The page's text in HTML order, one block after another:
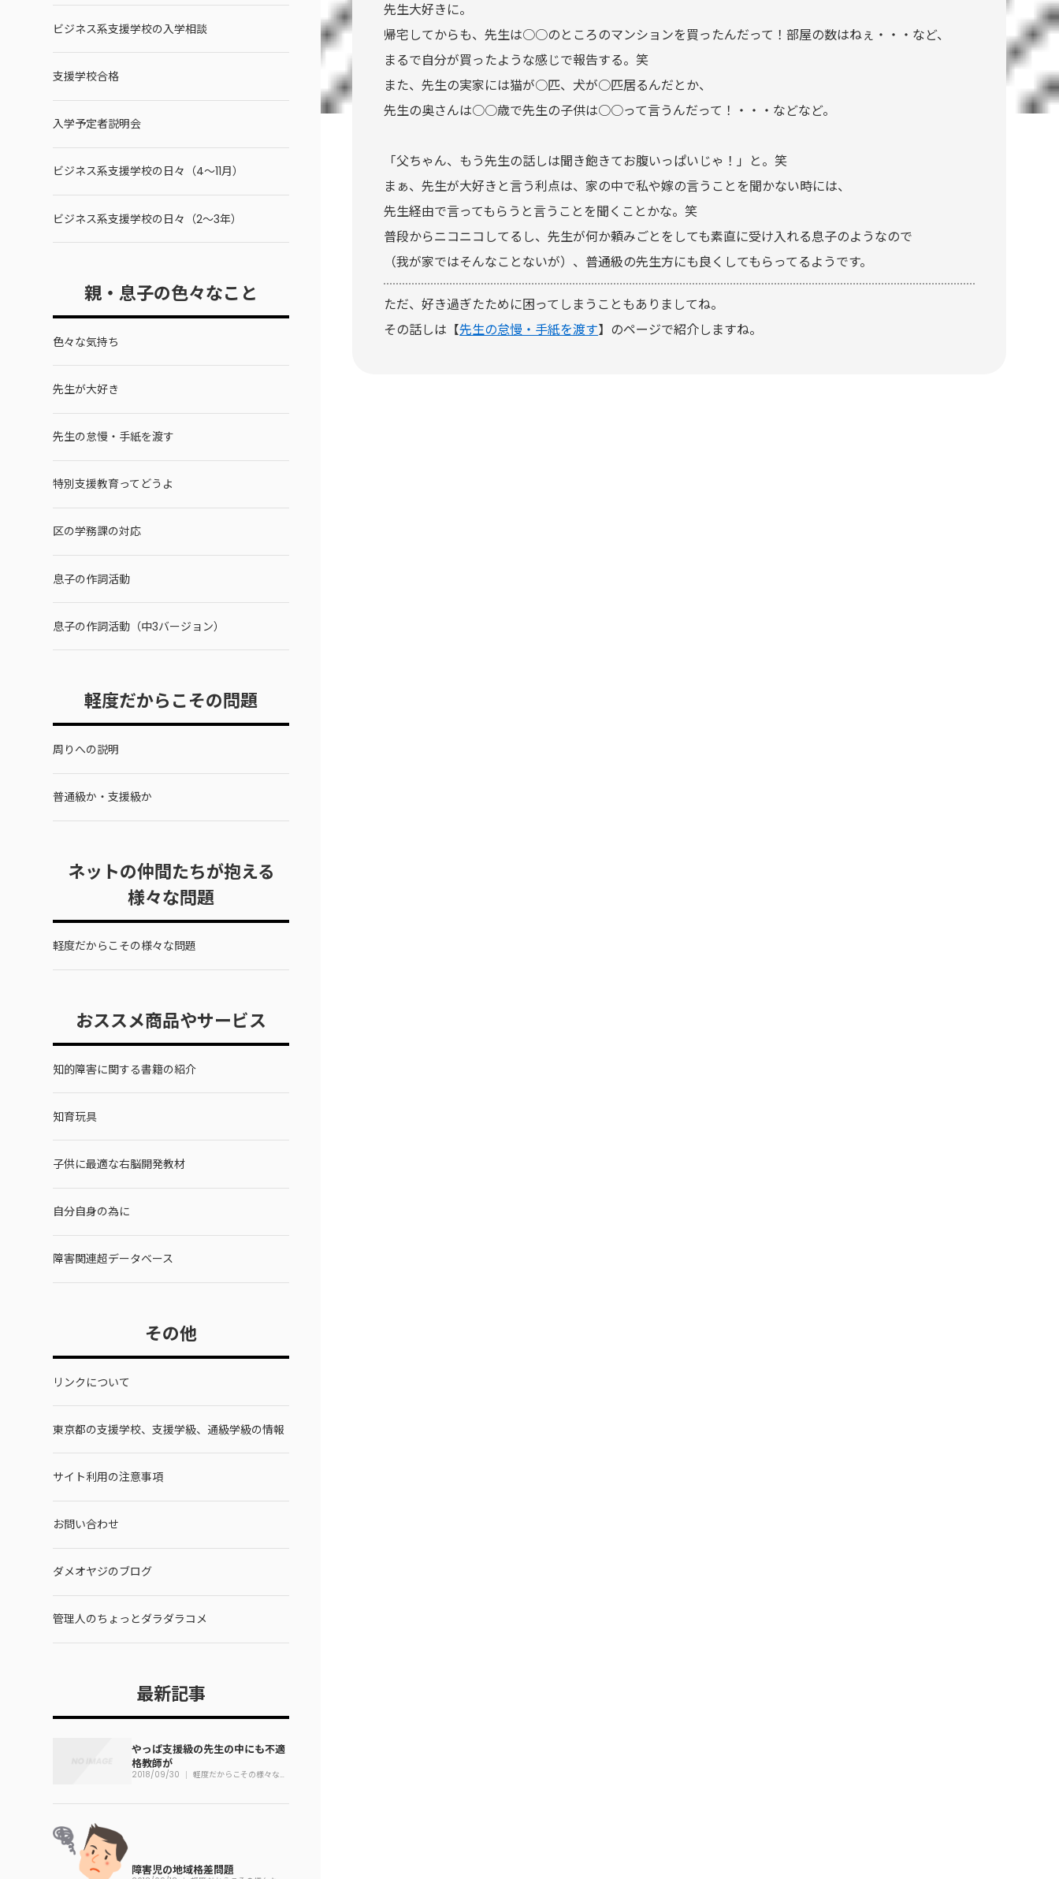
先生大好きに。
帰宅してからも、先生は○○のところのマンションを買ったんだって！部屋の数はねぇ・・・など、
まるで自分が買ったような感じで報告する。笑
また、先生の実家には猫が○匹、犬が○匹居るんだとか、
先生の奥さんは○○歳で先生の子供は○○って言うんだって！・・・などなど。
「父ちゃん、もう先生の話しは聞き飽きてお腹いっぱいじゃ！」と。笑
まぁ、先生が大好きと言う利点は、家の中で私や嫁の言うことを聞かない時には、
先生経由で言ってもらうと言うことを聞くことかな。笑
普段からニコニコしてるし、先生が何か頼みごとをしても素直に受け入れる息子のようなので
（我が家ではそんなことないが）、普通級の先生方にも良くしてもらってるようです。
ただ、好き過ぎたために困ってしまうこともありましてね。
その話しは【先生の怠慢・手紙を渡す】のページで紹介しますね。
ビジネス系支援学校の入学相談
支援学校合格
入学予定者説明会
ビジネス系支援学校の日々（4～11月）
ビジネス系支援学校の日々（2～3年）
親・息子の色々なこと
色々な気持ち
先生が大好き
先生の怠慢・手紙を渡す
特別支援教育ってどうよ
区の学務課の対応
息子の作詞活動
息子の作詞活動（中3バージョン）
軽度だからこその問題
周りへの説明
普通級か・支援級か
ネットの仲間たちが抱える
様々な問題
軽度だからこその様々な問題
おススメ商品やサービス
知的障害に関する書籍の紹介
知育玩具
子供に最適な右脳開発教材
自分自身の為に
障害関連超データベース
その他
リンクについて
東京都の支援学校、支援学級、通級学級の情報
サイト利用の注意事項
お問い合わせ
ダメオヤジのブログ
管理人のちょっとダラダラコメ
最新記事
やっぱ支援級の先生の中にも不適
格教師が
2018/09/30 軽度だからこその様々な問
障害児の地域格差問題